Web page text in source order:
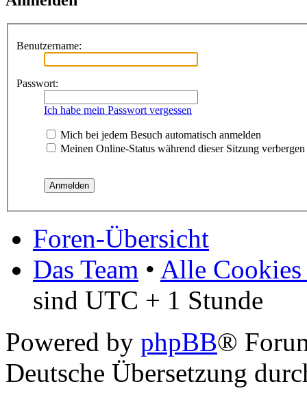
Benutzername:
Passwort:
Ich habe mein Passwort vergessen
Mich bei jedem Besuch automatisch anmelden
Meinen Online-Status während dieser Sitzung verbergen
Foren-Übersicht
Das Team • Alle Cookies
sind UTC + 1 Stunde
Powered by phpBB®
Deutsche Übersetzung